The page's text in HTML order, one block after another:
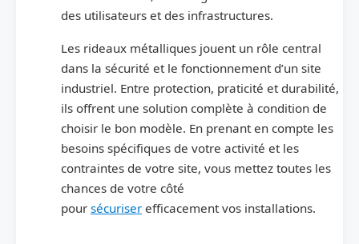
des utilisateurs et des infrastructures.
Les rideaux métalliques jouent un rôle central
dans la sécurité et le fonctionnement d’un site
industriel. Entre protection, praticité et durabilité,
ils offrent une solution complète à condition de
choisir le bon modèle. En prenant en compte les
besoins spécifiques de votre activité et les
contraintes de votre site, vous mettez toutes les
chances de votre côté
pour sécuriser efficacement vos installations.